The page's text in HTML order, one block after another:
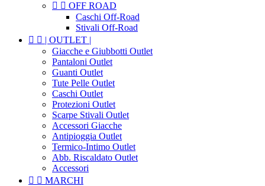
  OFF ROAD
Caschi Off-Road
Stivali Off-Road
  | OUTLET |
Giacche e Giubbotti Outlet
Pantaloni Outlet
Guanti Outlet
Tute Pelle Outlet
Caschi Outlet
Protezioni Outlet
Scarpe Stivali Outlet
Accessori Giacche
Antipioggia Outlet
Termico-Intimo Outlet
Abb. Riscaldato Outlet
Accessori
  MARCHI